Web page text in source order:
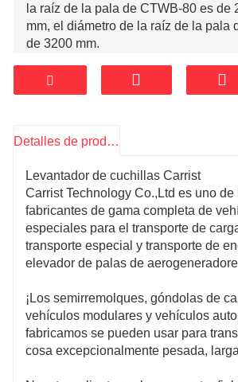
la raíz de la pala de CTWB-80 es de
mm, el diámetro de la raíz de la pala
de 3200 mm.
Detalles de producto
Levantador de cuchillas Carrist
Carrist Technology Co.,Ltd es uno
fabricantes de gama completa de
especiales para el transporte de
transporte especial y transporte de
elevador de palas de
¡Los semirremolques, góndolas de
vehículos modulares y vehículos
fabricamos se pueden usar para
cosa excepcionalmente pesada,